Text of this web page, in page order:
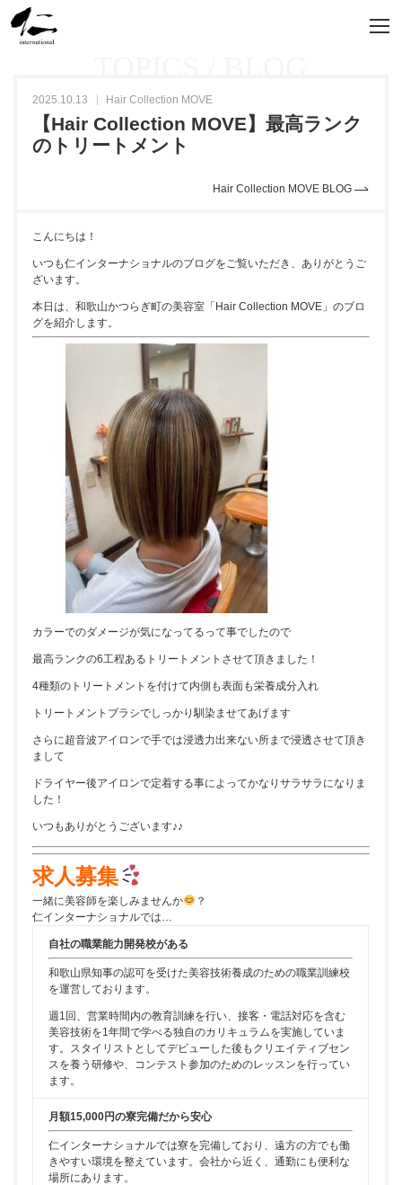
2025.10.13 Hair Collection MOVE
【Hair Collection MOVE】最高ランク
のトリートメント
Hair Collection MOVE BLOG
こんにちは！
いつも仁インターナショナルのブログをご覧いただき、ありがとうご
ざいます。
本日は、和歌山かつらぎ町の美容室「Hair Collection MOVE」のブロ
グを紹介します。
カラーでのダメージが気になってるって事でしたので
最高ランクの6工程あるトリートメントさせて頂きました！
4種類のトリートメントを付けて内側も表面も栄養成分入れ
トリートメントブラシでしっかり馴染ませてあげます
さらに超音波アイロンで手では浸透力出来ない所まで浸透させて頂き
まして
ドライヤー後アイロンで定着する事によってかなりサラサラになりま
した！
いつもありがとうございます♪♪
求人募集
一緒に美容師を楽しみませんか
？
仁インターナショナルでは…
自社の職業能力開発校がある
和歌山県知事の認可を受けた美容技術養成のための職業訓練校
を運営しております。
週1回、営業時間内の教育訓練を行い、接客・電話対応を含む
美容技術を1年間で学べる独自のカリキュラムを実施していま
す。スタイリストとしてデビューした後もクリエイティブセン
スを養う研修や、コンテスト参加のためのレッスンを行ってい
ます。
月額15,000円の寮完備だから安心
仁インターナショナルでは寮を完備しており、遠方の方でも働
きやすい環境を整えています。会社から近く、通勤にも便利な
場所にあります。